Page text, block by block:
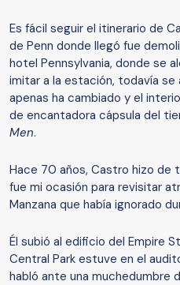
Es fácil seguir el itinerario de
de Penn donde llegó fue
hotel Pennsylvania, donde se
imitar a la estación, todavía se
apenas ha cambiado y el
de encantadora cápsula del
Men.
Hace 70 años, Castro hizo de
fue mi ocasión para revisitar
Manzana que había ignorado
Él subió al edificio del Empire
Central Park estuve en el
habló ante una muchedumbre